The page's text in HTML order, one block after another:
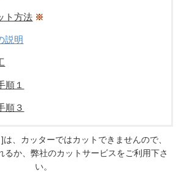
ト方法 ※
説明
順１
順３
]は、カッターではカットできませんので、
るか、弊社のカットサービスをご利用下さ
い。